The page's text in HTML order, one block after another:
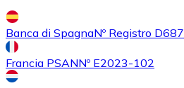
Banca di SpagnaNº Registro D687
Francia PSANNº E2023-102